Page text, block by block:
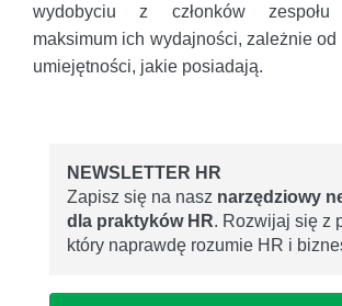
wydobyciu z członków zespołu
maksimum ich wydajności, zależnie
umiejętności, jakie posiadają.
NEWSLETTER HR
Zapisz się na nasz narzędziowy
dla praktyków HR. Rozwijaj się z
który naprawdę rozumie HR i